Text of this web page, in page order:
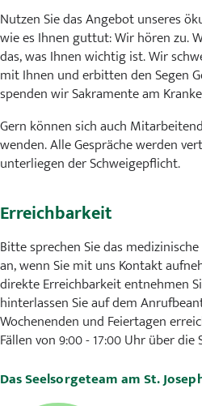
Nutzen Sie das Angebot unseres
wie es Ihnen guttut: Wir hören zu.
das, was Ihnen wichtig ist. Wir
mit Ihnen und erbitten den Segen
spenden wir Sakramente am
Gern können sich auch
wenden. Alle Gespräche werden
unterliegen der Schweigepflicht.
Erreichbarkeit
Bitte sprechen Sie das
an, wenn Sie mit uns Kontakt
direkte Erreichbarkeit entnehmen
hinterlassen Sie auf dem
Wochenenden und Feiertagen
Fällen von 9:00 - 17:00 Uhr über die
Das Seelsorgeteam am St.